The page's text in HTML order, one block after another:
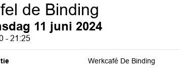
de Binding
11 juni 2024
- 21:25
Werkcafé De Binding